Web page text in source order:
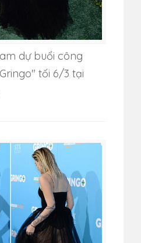
dự buổi công
tối 6/3 tại